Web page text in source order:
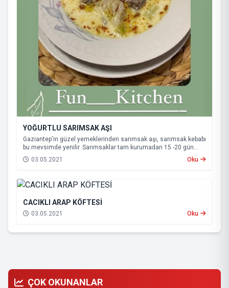
YOĞURTLU SARIMSAK AŞI
Gaziantep'in güzel yemeklerinden sarımsak aşı, sarımsak kebabı
bu mevsimde yenilir. Sarımsaklar tam kurumadan 15 -20 gün
daha bu lezzetleri tadabilirsiniz. Gaziantep'in her yemeği ayrı bir
lezzet ve sağlık deposudu
03.05.2021 Oku
CACIKLI ARAP KÖFTESİ
03.05.2021 Oku
ÇOK OKUNANLAR